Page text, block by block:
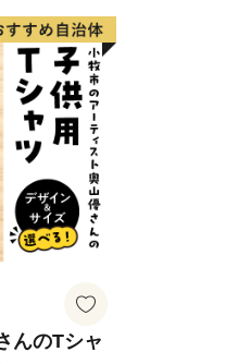
んのTシャ